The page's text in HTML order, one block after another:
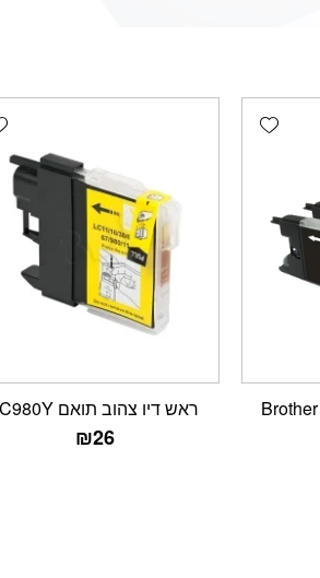
Add wishlist
סט ראשי דיו תואמים Brother
ראש דיו צהוב תואם LC980Y
₪26